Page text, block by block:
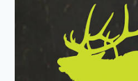
СТИЖЕ
НОВИ
ТОПЛОТНИ
ТАЛАС